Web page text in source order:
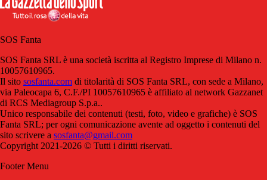
SOS Fanta
SOS Fanta SRL è una società iscritta al Registro Imprese di Milano n.
10057610965.
Il sito sosfanta.com di titolarità di SOS Fanta SRL, con sede a Milano,
via Paleocapa 6, C.F./PI 10057610965 è affiliato al network Gazzanet
di RCS Mediagroup S.p.a..
Unico responsabile dei contenuti (testi, foto, video e grafiche) è SOS
Fanta SRL; per ogni comunicazione avente ad oggetto i contenuti del
sito scrivere a sosfanta@gmail.com
Copyright 2021-2026 © Tutti i diritti riservati.
Footer Menu